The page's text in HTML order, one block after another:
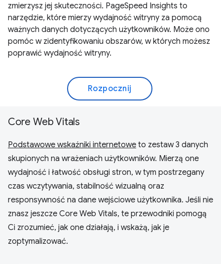
zmierzysz jej skuteczności. PageSpeed Insights to
narzędzie, które mierzy wydajność witryny za pomocą
ważnych danych dotyczących użytkowników. Może ono
pomóc w zidentyfikowaniu obszarów, w których możesz
poprawić wydajność witryny.
Rozpocznij
Core Web Vitals
Podstawowe wskaźniki internetowe to zestaw 3 danych
skupionych na wrażeniach użytkowników. Mierzą one
wydajność i łatwość obsługi stron, w tym postrzegany
czas wczytywania, stabilność wizualną oraz
responsywność na dane wejściowe użytkownika. Jeśli nie
znasz jeszcze Core Web Vitals, te przewodniki pomogą
Ci zrozumieć, jak one działają, i wskażą, jak je
zoptymalizować.